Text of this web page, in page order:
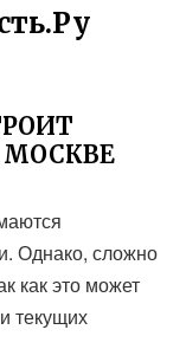
Однако, сложно
как это может
текущих